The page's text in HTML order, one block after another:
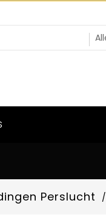
Perslucht